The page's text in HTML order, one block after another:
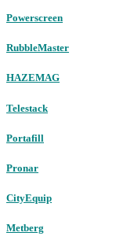
Powerscreen
RubbleMaster
HAZEMAG
Telestack
Portafill
Pronar
CityEquip
Metberg